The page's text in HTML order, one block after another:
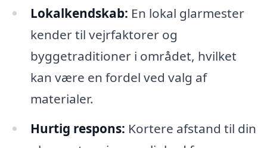
Lokalkendskab: En lokal glarmester
kender til vejrfaktorer og
byggetraditioner i området, hvilket
kan være en fordel ved valg af
materialer.
Hurtig respons: Kortere afstand til din